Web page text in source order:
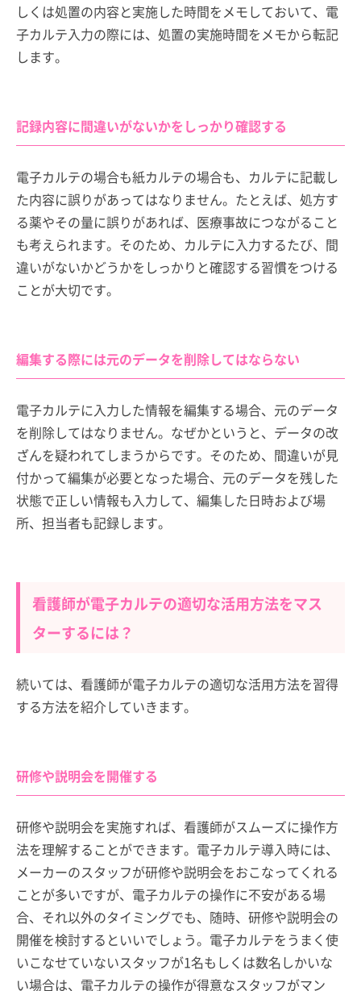
しくは処置の内容と実施した時間をメモしておいて、電
子カルテ入力の際には、処置の実施時間をメモから転記
します。
記録内容に間違いがないかをしっかり確認する
電子カルテの場合も紙カルテの場合も、カルテに記載し
た内容に誤りがあってはなりません。たとえば、処方す
る薬やその量に誤りがあれば、医療事故につながること
も考えられます。そのため、カルテに入力するたび、間
違いがないかどうかをしっかりと確認する習慣をつける
ことが大切です。
編集する際には元のデータを削除してはならない
電子カルテに入力した情報を編集する場合、元のデータ
を削除してはなりません。なぜかというと、データの改
ざんを疑われてしまうからです。そのため、間違いが見
付かって編集が必要となった場合、元のデータを残した
状態で正しい情報も入力して、編集した日時および場
所、担当者も記録します。
看護師が電子カルテの適切な活用方法をマス
ターするには？
続いては、看護師が電子カルテの適切な活用方法を習得
する方法を紹介していきます。
研修や説明会を開催する
研修や説明会を実施すれば、看護師がスムーズに操作方
法を理解することができます。電子カルテ導入時には、
メーカーのスタッフが研修や説明会をおこなってくれる
ことが多いですが、電子カルテの操作に不安がある場
合、それ以外のタイミングでも、随時、研修や説明会の
開催を検討するといいでしょう。電子カルテをうまく使
いこなせていないスタッフが1名もしくは数名しかいな
い場合は、電子カルテの操作が得意なスタッフがマン